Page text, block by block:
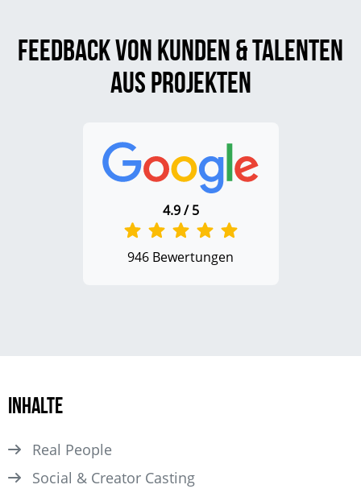
Feedback von Kunden & Talenten
aus Projekten
4.9 / 5
946 Bewertungen
Inhalte
Real People
Social & Creator Casting